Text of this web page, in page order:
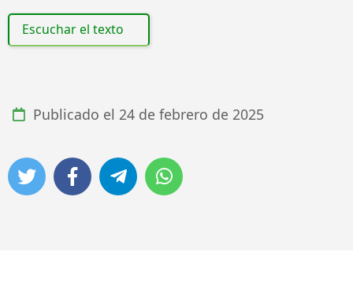
Escuchar el texto
Publicado el 24 de febrero de 2025